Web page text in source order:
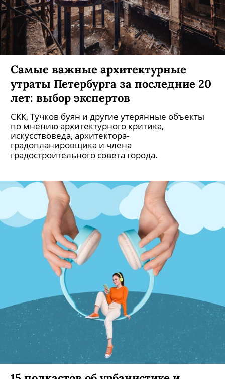
Самые важные архитектурные
утраты Петербурга за последние 20
лет: выбор экспертов
СКК, Тучков буян и другие утерянные объекты
по мнению архитектурного критика,
искусствоведа, архитектора-